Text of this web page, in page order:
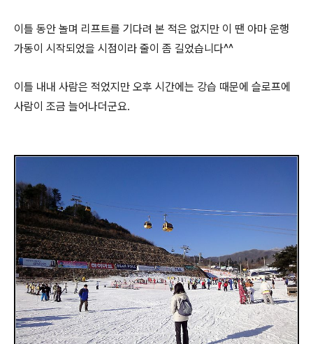
이틀 동안 놀며 리프트를 기다려 본 적은 없지만 이 땐 아마 운행
가동이 시작되었을 시점이라 줄이 좀 길었습니다^^
이틀 내내 사람은 적었지만 오후 시간에는 강습 때문에 슬로프에
사람이 조금 늘어나더군요.